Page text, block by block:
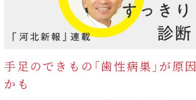
手足のできもの「歯性病巣」が原因
かも